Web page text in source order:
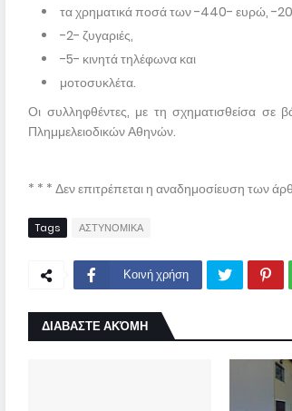
τα χρηματικά ποσά των -440- ευρώ, -
-2- ζυγαριές,
-5- κινητά τηλέφωνα και
μοτοσυκλέτα.
Οι συλληφθέντες, με τη σχηματισθείσα σε
Πλημμελειοδικών Αθηνών.
* * * Δεν επιτρέπεται η αναδημοσίευση των
Tags ΑΣΤΥΝΟΜΙΚΑ
Κοινή χρήση
ΔΙΑΒΑΣΤΕ ΑΚΌΜΗ